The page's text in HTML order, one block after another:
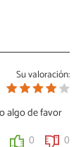
Su valoración:
algo de favor
0 0